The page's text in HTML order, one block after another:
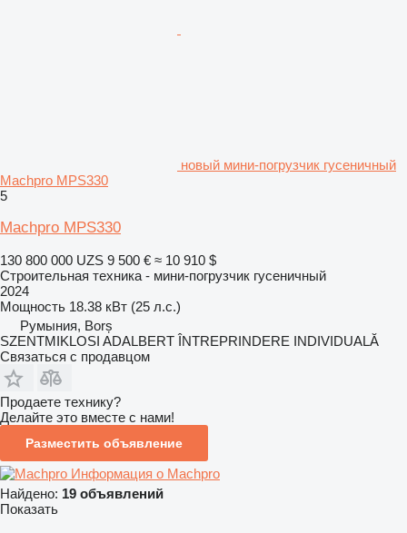
новый мини-погрузчик гусеничный
Machpro MPS330
5
Machpro MPS330
130 800 000 UZS 9 500 € ≈ 10 910 $
Строительная техника - мини-погрузчик гусеничный
2024
Мощность 18.38 кВт (25 л.с.)
Румыния, Borș
SZENTMIKLOSI ADALBERT ÎNTREPRINDERE INDIVIDUALĂ
Связаться с продавцом
Продаете технику?
Делайте это вместе с нами!
Разместить объявление
Информация о Machpro
Найдено: 19 объявлений
Показать